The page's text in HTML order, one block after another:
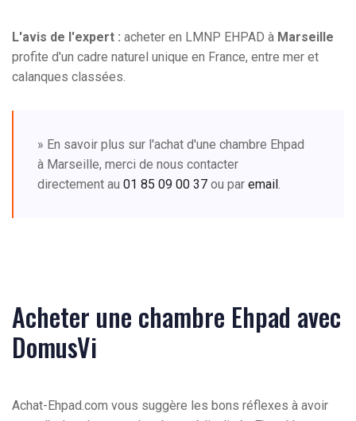
L'avis de l'expert : acheter en LMNP EHPAD à Marseille
profite d'un cadre naturel unique en France, entre mer et
calanques classées.
» En savoir plus sur l'achat d'une chambre Ehpad
à Marseille, merci de nous contacter
directement au 01 85 09 00 37 ou par email
Acheter une chambre Ehpad avec
DomusVi
Achat-Ehpad.com vous suggère les bons réflexes à avoir